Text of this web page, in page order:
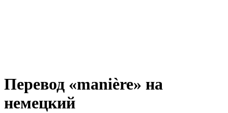
Перевод «manière» на
немецкий